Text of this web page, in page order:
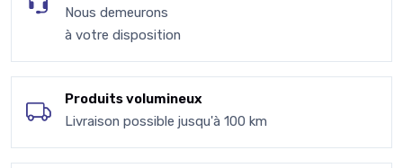
Nous demeurons
à votre disposition
Produits volumineux
Livraison possible jusqu'à 100 km